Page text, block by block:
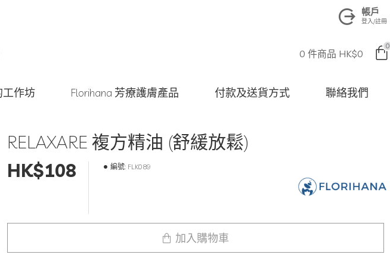
帳戶
登入/註冊
0 件商品 HK$0
0
工作坊 Florihana 芳療護膚產品 付款及送貨方式 聯絡我們
RELAXARE 複方精油 (舒緩放鬆)
HK$108
編號: FLK089
加入購物車